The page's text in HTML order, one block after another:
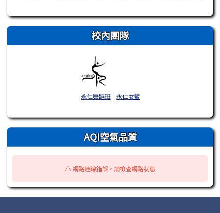
校內團隊
永仁舞蹈班 永仁女籃
AQI空氣品質
⚠️ 網路連線錯誤，請檢查網路狀態